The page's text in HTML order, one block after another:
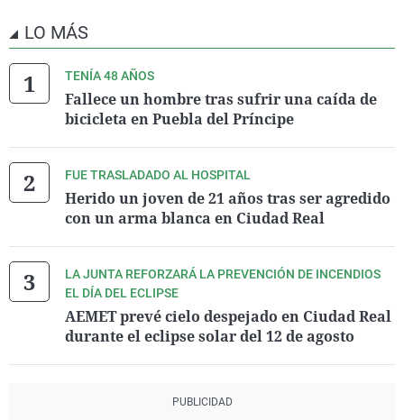
LO MÁS
TENÍA 48 AÑOS
Fallece un hombre tras sufrir una caída de
bicicleta en Puebla del Príncipe
FUE TRASLADADO AL HOSPITAL
Herido un joven de 21 años tras ser agredido
con un arma blanca en Ciudad Real
LA JUNTA REFORZARÁ LA PREVENCIÓN DE INCENDIOS
EL DÍA DEL ECLIPSE
AEMET prevé cielo despejado en Ciudad Real
durante el eclipse solar del 12 de agosto